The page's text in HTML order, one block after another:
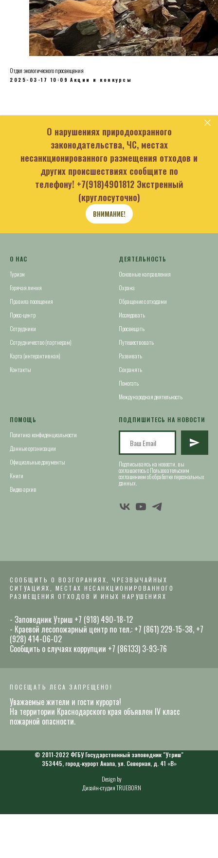
Отдел экологического просвещения
2025-03-17 10:09 Акции и конкурсы
О нарушениях природоохранного
законодательства, ЧС, местах
несанкционированного размещения отходов и
других происшествиях сообщите по
телефону! +7(918)4901812 Экстренный
(круглосуточно)
ВНИМАНИЕ!
О НАС
Туризм
Горячая линия
Правила посещения
Пресс-центр
Сотрудники
Сотрудничество (партнерам)
Карта (интерактивная)
Контакты
ДЕЯТЕЛЬНОСТЬ
Основные направления
Охрана
Обращение с отходами
Исследовать
Просвещать
Путешествовать
Развивать
Сохранять
Помогать
Международная деятельность
ПОМОЩЬ
Политика конфиденциальности
Данные организации
Официальные документы
Книги
Видео-архив
ПОДПИШИТЕСЬ НА НОВОСТИ
Подписываясь на новости, вы
соглашаетесь с Пользовательским
соглашением об обработке персональных
данных.
СООБЩИТЬ О ВОЗГОРАНИЯХ, ЧРЕЗВЫЧАЙНЫХ
СИТУАЦИЯХ, МЕСТАХ НЕСАНКЦИОНИРОВАННОГО
РАЗМЕЩЕНИЯ ОТХОДОВ И ИНЫХ НАРУШЕНИЯХ
- Заповедник Утриш +7 (918) 490-18-12
- Краевой лесопожарный центр по тел.: +7 (861) 229-15-38, +7
(928) 414-06-02
Сообщить о случаях коррупции +7 (86133) 3-93-76
ПОСЕЩАТЬ ЛЕСА ЗАПРЕЩЕНО!
Уважаемые жители и гости курорта!
На территории Краснодарского края объявлен IV класс
пожарной опасности.
© 2011-2022 ФГБУ Государственный заповедник "Утриш"
353445, город-курорт Анапа, ул. Северная, д. 41 «В»
Design by
Дизайн-студия TRUEBORN